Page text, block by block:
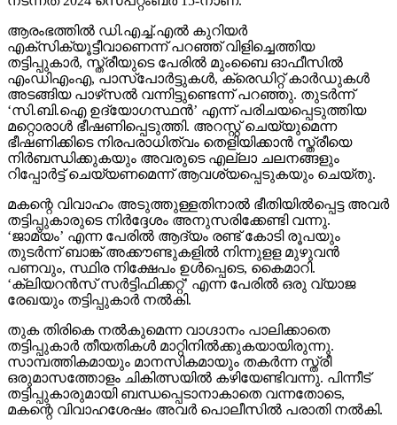
ആരംഭത്തില്‍ ഡി.എച്ച്.എല്‍ കുറിയര്‍
എക്‌സിക്യൂട്ടീവാണെന്ന് പറഞ്ഞ് വിളിച്ചെത്തിയ
തട്ടിപ്പുകാര്‍, സ്ത്രീയുടെ പേരില്‍ മുംബൈ ഓഫീസില്‍
എംഡിഎംഎ, പാസ്പോര്‍ട്ടുകള്‍, ക്രെഡിറ്റ് കാര്‍ഡുകള്‍
അടങ്ങിയ പാഴ്‌സല്‍ വന്നിട്ടുണ്ടെന്ന് പറഞ്ഞു. തുടര്‍ന്ന്
‘സി.ബി.ഐ ഉദ്യോഗസ്ഥന്‍’ എന്ന് പരിചയപ്പെടുത്തിയ
മറ്റൊരാള്‍ ഭീഷണിപ്പെടുത്തി. അറസ്റ്റ് ചെയ്യുമെന്ന
ഭീഷണിക്കിടെ നിരപരാധിത്വം തെളിയിക്കാന്‍ സ്ത്രീയെ
നിര്‍ബന്ധിക്കുകയും അവരുടെ എല്ലാ ചലനങ്ങളും
റിപ്പോര്‍ട്ട് ചെയ്യണമെന്ന് ആവശ്യപ്പെടുകയും ചെയ്തു.
മകന്റെ വിവാഹം അടുത്തുള്ളതിനാല്‍ ഭീതിയില്‍പ്പെട്ട അവര്‍
തട്ടിപ്പുകാരുടെ നിര്‍ദ്ദേശം അനുസരിക്കേണ്ടി വന്നു.
‘ജാമ്യം’ എന്ന പേരില്‍ ആദ്യം രണ്ട് കോടി രൂപയും
തുടര്‍ന്ന് ബാങ്ക് അക്കൗണ്ടുകളില്‍ നിന്നുളള മുഴുവന്‍
പണവും, സ്ഥിര നിക്ഷേപം ഉള്‍പ്പെടെ, കൈമാറി.
‘ക്ലിയറന്‍സ് സര്‍ട്ടിഫിക്കറ്റ്’ എന്ന പേരില്‍ ഒരു വ്യാജ
രേഖയും തട്ടിപ്പുകാര്‍ നല്‍കി.
തുക തിരികെ നല്‍കുമെന്ന വാഗ്ദാനം പാലിക്കാതെ
തട്ടിപ്പുകാര്‍ തീയതികള്‍ മാറ്റിനില്‍ക്കുകയായിരുന്നു.
സാമ്പത്തികമായും മാനസികമായും തകര്‍ന്ന സ്ത്രീ
ഒരുമാസത്തോളം ചികിത്സയില്‍ കഴിയേണ്ടിവന്നു. പിന്നീട്
തട്ടിപ്പുകാരുമായി ബന്ധപ്പെടാനാകാതെ വന്നതോടെ,
മകന്റെ വിവാഹശേഷം അവര്‍ പൊലീസില്‍ പരാതി നല്‍കി.